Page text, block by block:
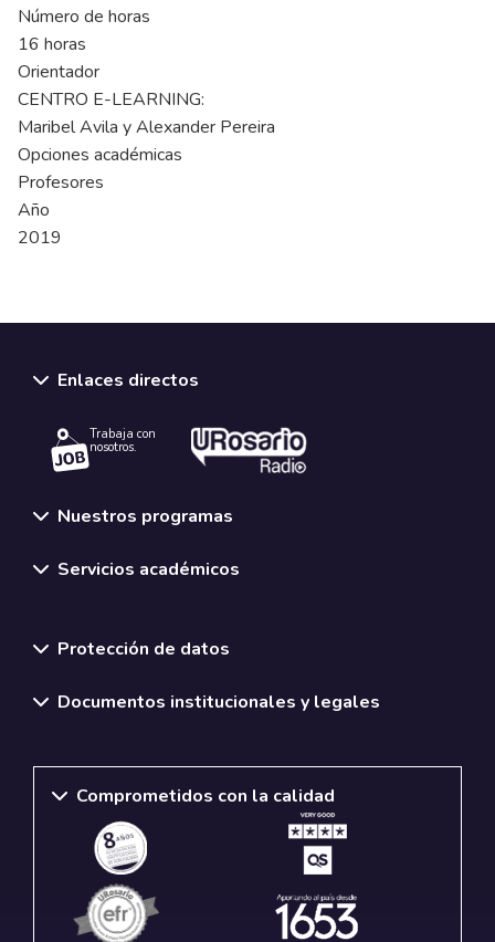
Número de horas
16 horas
Orientador
CENTRO E-LEARNING:
Maribel Avila y Alexander Pereira
Opciones académicas
Profesores
Año
2019
Enlaces directos
Trabaja con
nosotros.
Nuestros programas
Servicios académicos
Protección de datos
Documentos institucionales y legales
Comprometidos con la calidad